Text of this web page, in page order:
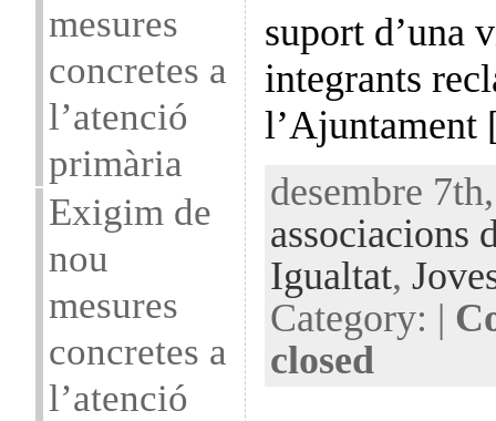
mesures
concretes a
l’atenció
primària
Exigim de
nou
mesures
concretes a
l’atenció
suport d’una
integrants
desembre
associacions
Igualtat,
Category: |
closed